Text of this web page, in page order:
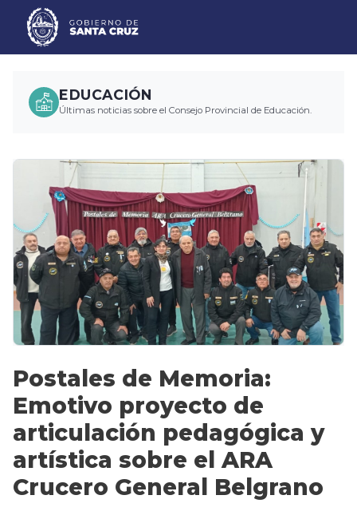
EDUCACIÓN
Últimas noticias sobre el Consejo Provincial de Educación.
Postales de Memoria:
Emotivo proyecto de
articulación pedagógica y
artística sobre el ARA
Crucero General Belgrano